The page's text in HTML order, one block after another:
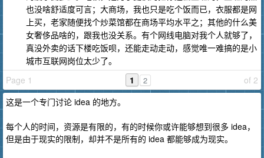
也没啥舒适度可言；大商场，我也只是吃个饭而已，衣服都是网
上买，老家随便找个炒菜馆都在商场平均水平之；其他的什么美
女奢侈品啥的，跟我也没关系。有个网线电脑对我个人就够了，
真没外卖的话下楼吃饭呗，还能走动走动，感觉唯一难搞的是小
城市互联网岗位太少了。
Page 1
of 2
1 2
这是一个专门讨论 idea 的地方。
每个人的时间，资源是有限的，有的时候你或许能够想到很多 idea，
但是由于现实的限制，却并不是所有的 idea 都能够成为现实。